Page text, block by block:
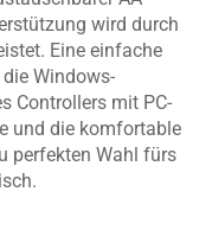
wird durch
Eine einfache
Windows-
Controllers mit PC-
und die komfortable
perfekten Wahl fürs